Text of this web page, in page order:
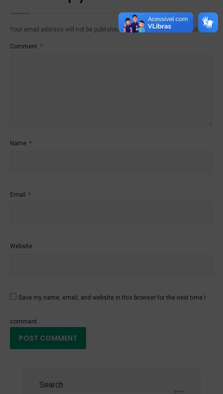
Your email address will not be published. Required fields are marked
Comment *
Name *
Email *
Website
Save my name, email, and website in this browser for the next time I
comment.
Search